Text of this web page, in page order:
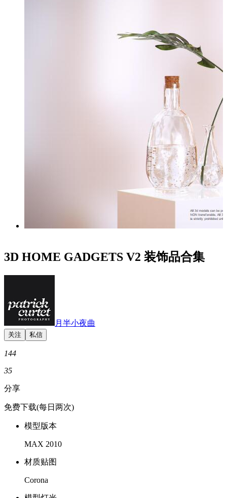
3D HOME GADGETS V2 装饰品合集
月半小夜曲
144
35
分享
免费下载(每日两次)
模型版本
MAX 2010
材质贴图
Corona